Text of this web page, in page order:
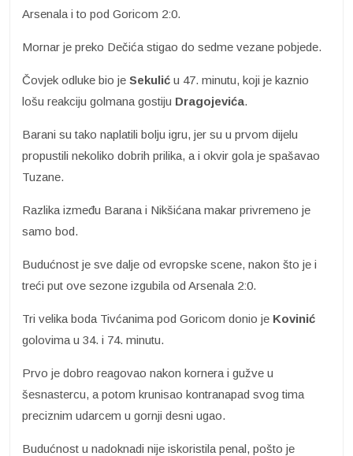
Arsenala i to pod Goricom 2:0.
Mornar je preko Dečića stigao do sedme vezane pobjede.
Čovjek odluke bio je Sekulić u 47. minutu, koji je kaznio
lošu reakciju golmana gostiju Dragojevića.
Barani su tako naplatili bolju igru, jer su u prvom dijelu
propustili nekoliko dobrih prilika, a i okvir gola je spašavao
Tuzane.
Razlika između Barana i Nikšićana makar privremeno je
samo bod.
Budućnost je sve dalje od evropske scene, nakon što je i
treći put ove sezone izgubila od Arsenala 2:0.
Tri velika boda Tivćanima pod Goricom donio je Kovinić
golovima u 34. i 74. minutu.
Prvo je dobro reagovao nakon kornera i gužve u
šesnastercu, a potom krunisao kontranapad svog tima
preciznim udarcem u gornji desni ugao.
Budućnost u nadoknadi nije iskoristila penal, pošto je